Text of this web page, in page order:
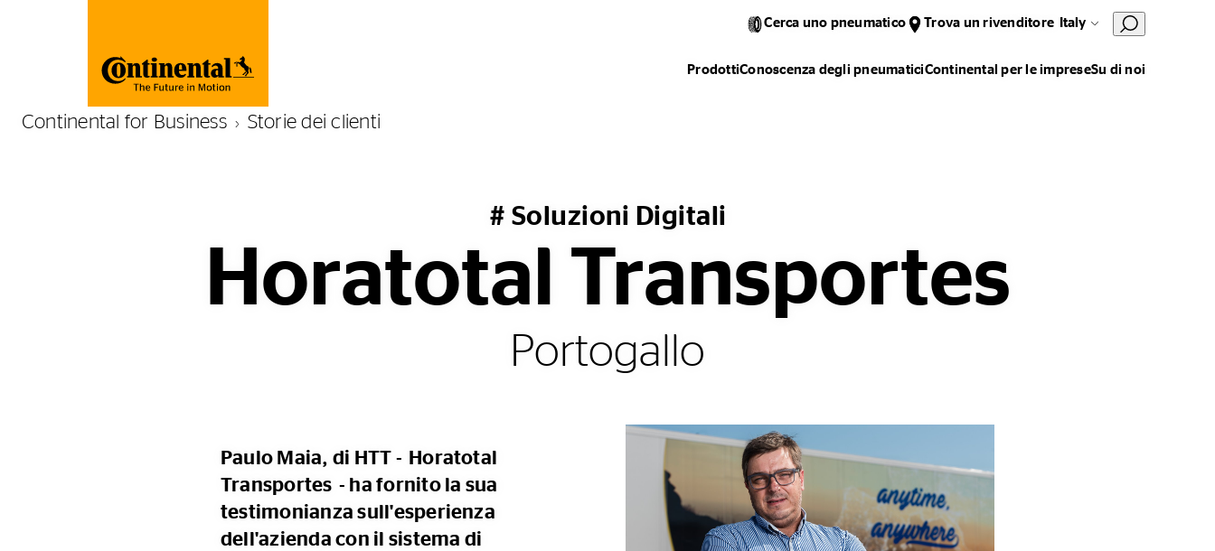
Cerca uno pneumatico Trova un rivenditore Italy
ProdottiConoscenza degli pneumaticiContinental per le impreseSu di noi
Continental for Business Storie dei clienti
# Soluzioni Digitali
Horatotal Transportes
Portogallo
Paulo Maia, di HTT - Horatotal
Transportes - ha fornito la sua
testimonianza sull'esperienza
dell'azienda con il sistema di